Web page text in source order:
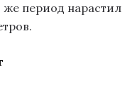
же период нарастил